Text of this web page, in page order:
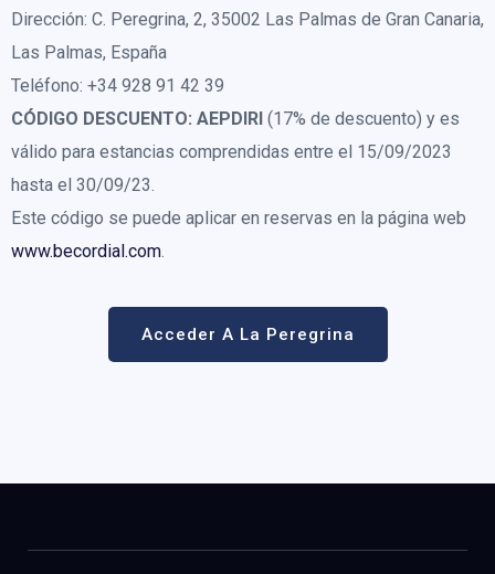
Dirección: C. Peregrina, 2, 35002 Las Palmas de Gran Canaria,
Las Palmas, España
Teléfono: +34 928 91 42 39
CÓDIGO DESCUENTO: AEPDIRI (17% de descuento) y es
válido para estancias comprendidas entre el 15/09/2023
hasta el 30/09/23.
Este código se puede aplicar en reservas en la página web
www.becordial.com
Acceder A La Peregrina